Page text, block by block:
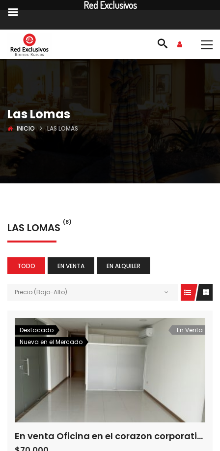
Las Lomas
INICIO LAS LOMAS
LAS LOMAS (8)
TODO EN VENTA EN ALQUILER
Precio (Bajo-Alto)
Destacado
Nueva en el Mercado
En Venta
En venta Oficina en el corazon corporativo de Asuncion, Paraguay
Red Exclusivos